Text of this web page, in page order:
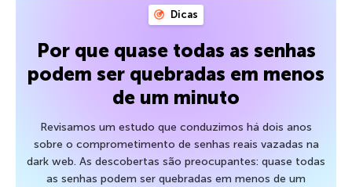
Dicas
Por que quase todas as senhas
podem ser quebradas em menos
de um minuto
Revisamos um estudo que conduzimos há dois anos
sobre o comprometimento de senhas reais vazadas na
dark web. As descobertas são preocupantes: quase todas
as senhas podem ser quebradas em menos de um